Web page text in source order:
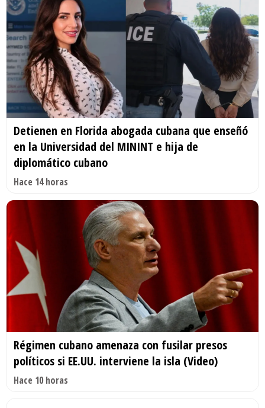
Detienen en Florida abogada cubana que enseñó
en la Universidad del MININT e hija de
diplomático cubano
Hace 14 horas
Régimen cubano amenaza con fusilar presos
políticos si EE.UU. interviene la isla (Video)
Hace 10 horas